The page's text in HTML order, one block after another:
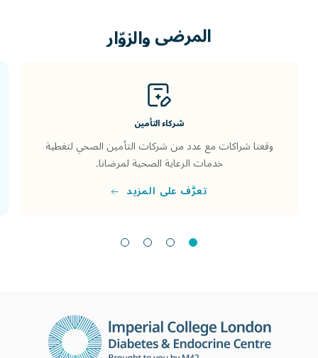
المرضىوالزوّار
شركاء التأمين
وقعنا شراكات مع عدد من شركات التأمين الصحي لتغطية
خدمات الرعاية الصحية لمرضانا.
تعرَّف على المزيد